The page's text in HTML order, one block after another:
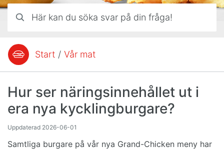
Här kan du söka svar på din fråga!
Du är här:Start / Vår mat
Hur ser näringsinnehållet ut i
era nya kycklingburgare?
Uppdaterad 2026-06-01
Samtliga burgare på vår nya Grand-Chicken meny har